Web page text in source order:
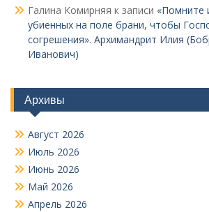
Галина Комирняя к записи «Помните
убиенных на поле брани, чтобы
согрешения». Архимандрит Илия
Иванович)
Архивы
Август 2026
Июль 2026
Июнь 2026
Май 2026
Апрель 2026